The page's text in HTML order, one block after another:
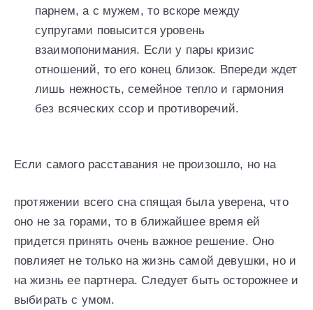
парнем, а с мужем, то вскоре между
супругами повысится уровень
взаимопонимания. Если у пары кризис
отношений, то его конец близок. Впереди ждет
лишь нежность, семейное тепло и гармония
без всяческих ссор и противоречий.
Если самого расставания не произошло, но на
протяжении всего сна спящая была уверена, что
оно не за горами, то в ближайшее время ей
придется принять очень важное решение. Оно
повлияет не только на жизнь самой девушки, но и
на жизнь ее партнера. Следует быть осторожнее и
выбирать с умом.